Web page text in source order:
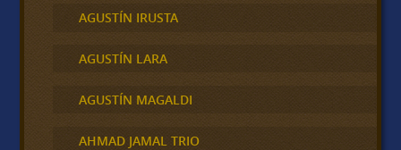
AGUSTÍN IRUSTA
AGUSTÍN LARA
AGUSTÍN MAGALDI
AHMAD JAMAL TRIO